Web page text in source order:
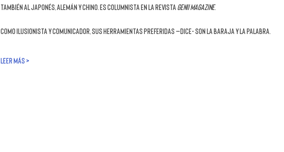
también al japonés, alemán y chino. Es columnista en la revista Genii Magazine.
Como Ilusionista y Comunicador, sus herramientas preferidas –dice- son la baraja y la palabra.
LEER MÁS >